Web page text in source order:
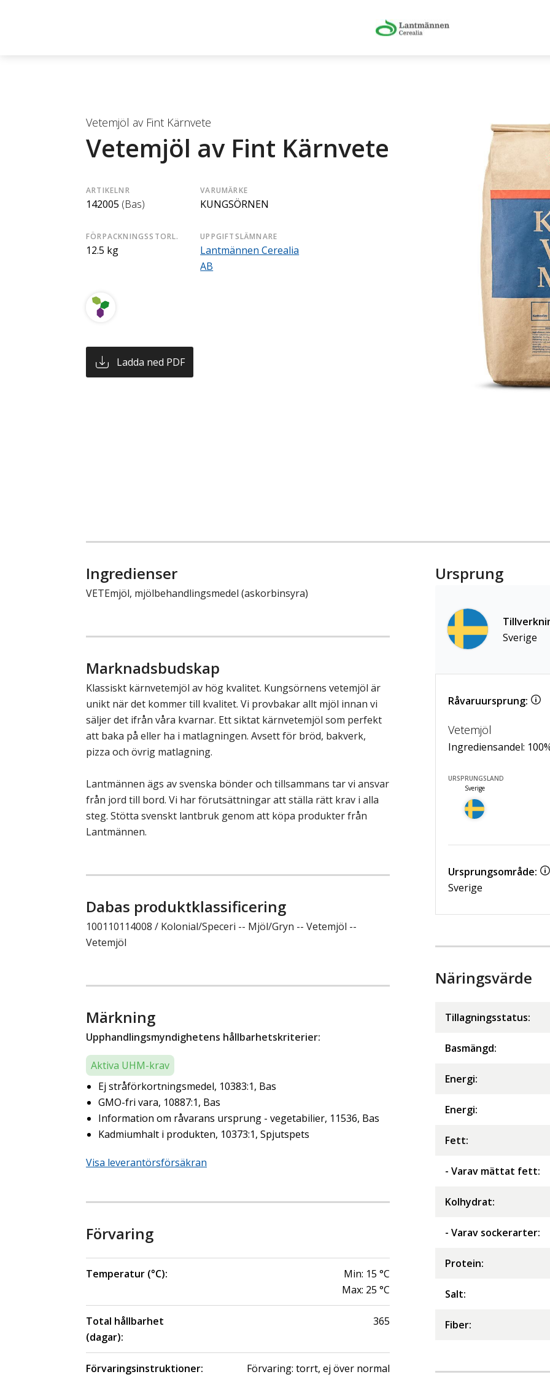
Vetemjöl av Fint Kärnvete
Vetemjöl av Fint Kärnvete
ARTIKELNR
142005 (Bas)
VARUMÄRKE
KUNGSÖRNEN
FÖRPACKNINGSSTORL.
12.5 kg
UPPGIFTSLÄMNARE
Lantmännen Cerealia
AB
Ladda ned PDF
Ingredienser
VETEmjöl, mjölbehandlingsmedel (askorbinsyra)
Marknadsbudskap
Klassiskt kärnvetemjöl av hög kvalitet. Kungsörnens vetemjöl är
unikt när det kommer till kvalitet. Vi provbakar allt mjöl innan vi
säljer det ifrån våra kvarnar. Ett siktat kärnvetemjöl som perfekt
att baka på eller ha i matlagningen. Avsett för bröd, bakverk,
pizza och övrig matlagning.
Lantmännen ägs av svenska bönder och tillsammans tar vi ansvar
från jord till bord. Vi har förutsättningar att ställa rätt krav i alla
steg. Stötta svenskt lantbruk genom att köpa produkter från
Lantmännen.
Dabas produktklassificering
100110114008 / Kolonial/Speceri -- Mjöl/Gryn -- Vetemjöl --
Vetemjöl
Märkning
Upphandlingsmyndighetens hållbarhetskriterier:
Aktiva UHM-krav
Ej stråförkortningsmedel, 10383:1, Bas
GMO-fri vara, 10887:1, Bas
Information om råvarans ursprung - vegetabilier, 11536, Bas
Kadmiumhalt i produkten, 10373:1, Spjutspets
Visa leverantörsförsäkran
Förvaring
Temperatur (°C): Min: 15 °C
Max: 25 °C
Total hållbarhet
(dagar):
365
Förvaringsinstruktioner:
Förvaring: torrt, ej över normal
Ursprung
Sverige
Råvaruursprung:
Vetemjöl
Ingrediensandel: 100
URSPRUNGSLAND
Sverige
Ursprungsområde:
Sverige
Näringsvärde
Tillagningsstatus:
Basmängd:
Energi:
Energi:
Fett:
- Varav mättat fett:
Kolhydrat:
- Varav sockerarter:
Protein:
Salt:
Fiber: